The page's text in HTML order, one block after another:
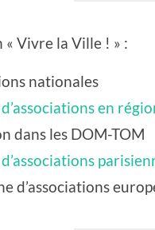
« Vivre la Ville ! » :
nationales
en
dans les DOM-TOM
d’associations